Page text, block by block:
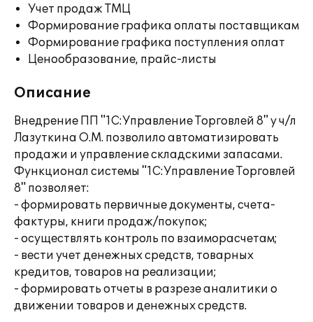
Учет продаж ТМЦ
Формирование графика оплаты поставщикам
Формирование графика поступления оплат
Ценообразование, прайс-листы
Описание
Внедрение ПП "1С:Управление Торговлей 8" у ч/л
Лазуткина О.М. позволило автоматизировать
продажи и управление складскими запасами.
Функционал системы "1С:Управление Торговлей
8" позволяет:
- формировать первичные документы, счета-
фактуры, книги продаж/покупок;
- осуществлять контроль по взаиморасчетам;
- вести учет денежных средств, товарных
кредитов, товаров на реализации;
- формировать отчеты в разрезе аналитики о
движении товаров и денежных средств.